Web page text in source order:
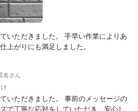
いただきました。 手早い作業によりあ
上がりにも満足しました。
名さん
いただきました。 事前のメッセージの
で丁寧な応対をしていただき、安心し